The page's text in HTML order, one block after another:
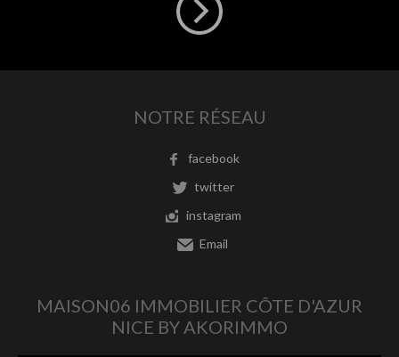
NOTRE RÉSEAU
facebook
twitter
instagram
Email
MAISON06 IMMOBILIER CÔTE D'AZUR
NICE BY AKORIMMO